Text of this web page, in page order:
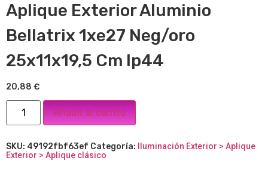
Aplique Exterior Aluminio
Bellatrix 1xe27 Neg/oro
25x11x19,5 Cm Ip44
20,88 €
Añadir al carrito
SKU: 49192fbf63ef Categoría:
Iluminación Exterior > Aplique
Exterior > Aplique clásico